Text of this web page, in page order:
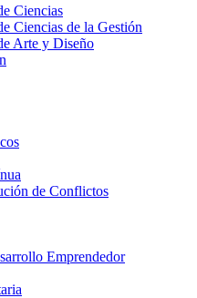
Ciencias
Ciencias de la Gestión
Arte y Diseño
de Conflictos
Emprendedor